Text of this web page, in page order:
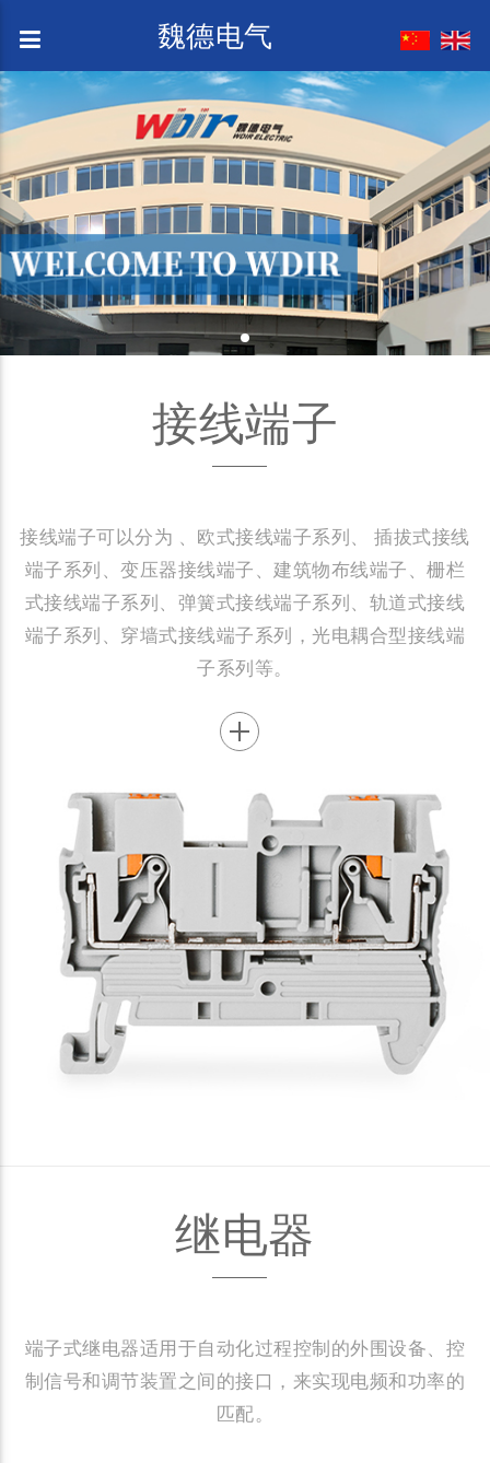
魏德电气
接线端子
接线端子可以分为 、欧式接线端子系列、 插拔式接线
端子系列、变压器接线端子、建筑物布线端子、栅栏
式接线端子系列、弹簧式接线端子系列、轨道式接线
端子系列、穿墙式接线端子系列，光电耦合型接线端
子系列等。
继电器
端子式继电器适用于自动化过程控制的外围设备、控
制信号和调节装置之间的接口，来实现电频和功率的
匹配。